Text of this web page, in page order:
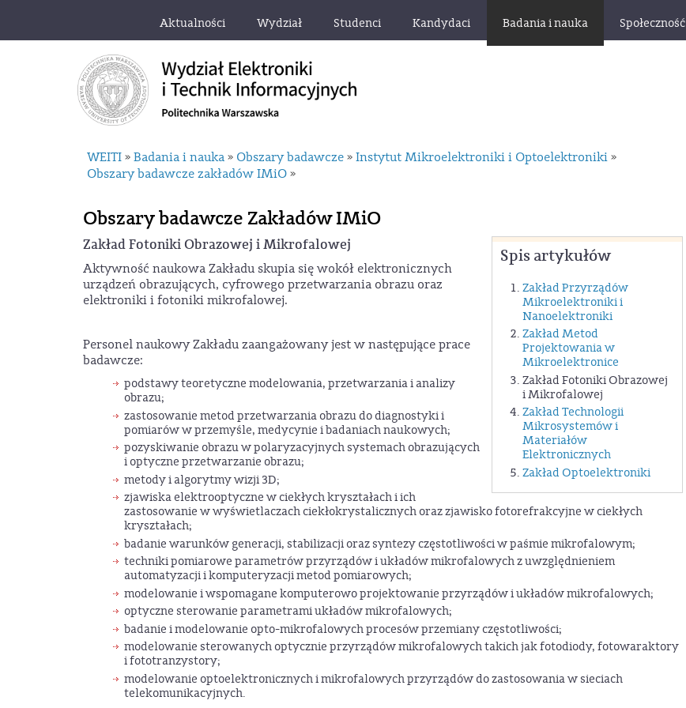
Aktualności Wydział Studenci Kandydaci Badania i nauka Społeczność
WEITI » Badania i nauka » Obszary badawcze » Instytut Mikroelektroniki i Optoelektroniki »
Obszary badawcze zakładów IMiO »
Obszary badawcze Zakładów IMiO
Spis artykułów
Zakład Przyrządów
Mikroelektroniki i
Nanoelektroniki
Zakład Metod
Projektowania w
Mikroelektronice
Zakład Fotoniki Obrazowej
i Mikrofalowej
Zakład Technologii
Mikrosystemów i
Materiałów
Elektronicznych
Zakład Optoelektroniki
Zakład Fotoniki Obrazowej i Mikrofalowej
Aktywność naukowa Zakładu skupia się wokół elektronicznych
urządzeń obrazujących, cyfrowego przetwarzania obrazu oraz
elektroniki i fotoniki mikrofalowej.
Personel naukowy Zakładu zaangażowany jest w następujące prace
badawcze:
podstawy teoretyczne modelowania, przetwarzania i analizy
obrazu;
zastosowanie metod przetwarzania obrazu do diagnostyki i
pomiarów w przemyśle, medycynie i badaniach naukowych;
pozyskiwanie obrazu w polaryzacyjnych systemach obrazujących
i optyczne przetwarzanie obrazu;
metody i algorytmy wizji 3D;
zjawiska elektrooptyczne w ciekłych kryształach i ich
zastosowanie w wyświetlaczach ciekłokrystalicznych oraz zjawisko fotorefrakcyjne w ciekłych
kryształach;
badanie warunków generacji, stabilizacji oraz syntezy częstotliwości w paśmie mikrofalowym;
techniki pomiarowe parametrów przyrządów i układów mikrofalowych z uwzględnieniem
automatyzacji i komputeryzacji metod pomiarowych;
modelowanie i wspomagane komputerowo projektowanie przyrządów i układów mikrofalowych;
optyczne sterowanie parametrami układów mikrofalowych;
badanie i modelowanie opto-mikrofalowych procesów przemiany częstotliwości;
modelowanie sterowanych optycznie przyrządów mikrofalowych takich jak fotodiody, fotowaraktory
i fototranzystory;
modelowanie optoelektronicznych i mikrofalowych przyrządów do zastosowania w sieciach
telekomunikacyjnych.